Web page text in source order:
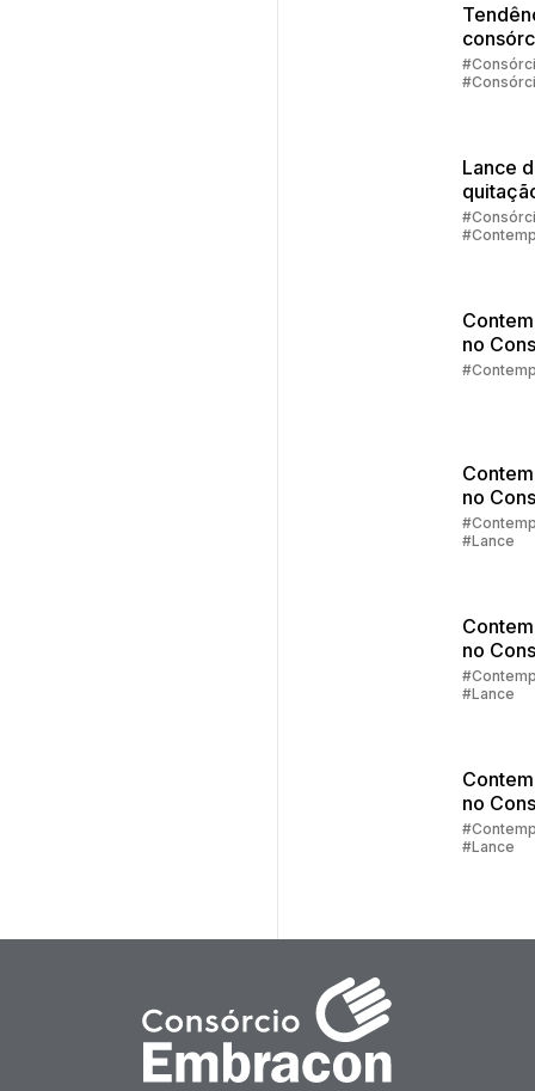
2025
Lance
no
Parte 5:
no
Parte
de
#Lance
no
Parte
Lance
#Lance
no
Parte 2:
#Lance